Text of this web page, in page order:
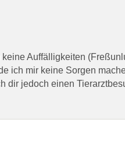
Auffälligkeiten
ich mir keine Sorgen
dir jedoch einen